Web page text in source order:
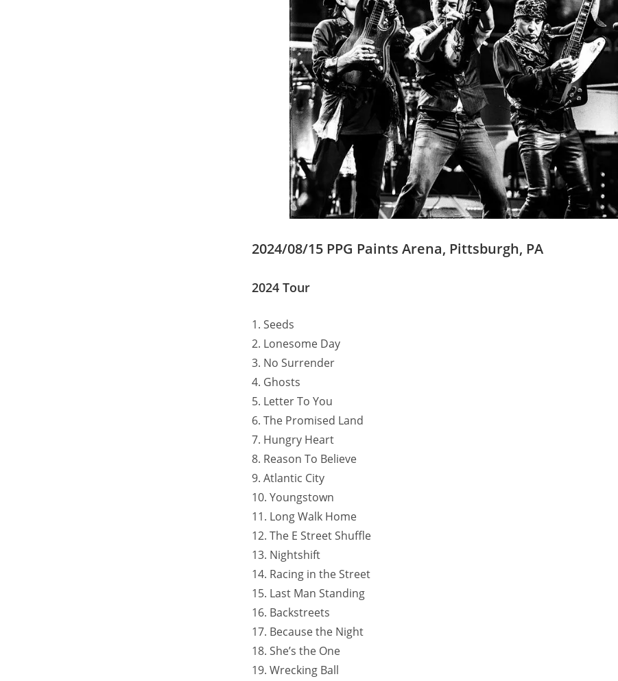
2024/08/15 PPG Paints Arena, Pittsburgh, PA
2024 Tour
1. Seeds
2. Lonesome Day
3. No Surrender
4. Ghosts
5. Letter To You
6. The Promised Land
7. Hungry Heart
8. Reason To Believe
9. Atlantic City
10. Youngstown
11. Long Walk Home
12. The E Street Shuffle
13. Nightshift
14. Racing in the Street
15. Last Man Standing
16. Backstreets
17. Because the Night
18. She’s the One
19. Wrecking Ball